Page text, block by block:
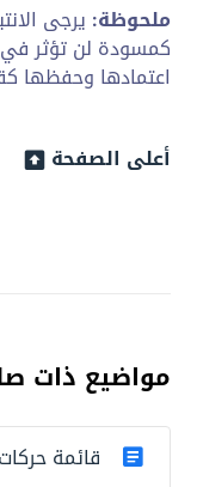
ملحوظة: يرجى
كمسودة لن تؤثر في
اعتمادها وحفظها
أعلى الصفحة
مواضيع ذات
قائمة